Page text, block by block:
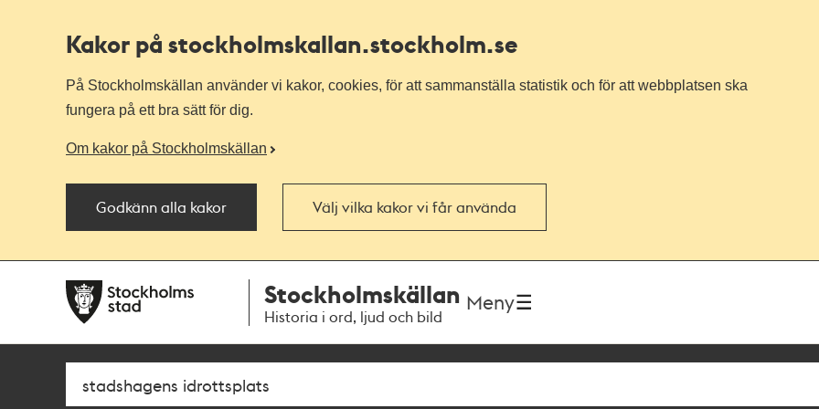
Kakor på stockholmskallan.stockholm.se
På Stockholmskällan använder vi kakor, cookies, för att sammanställa statistik och för att webbplatsen ska
fungera på ett bra sätt för dig.
Om kakor på Stockholmskällan
Godkänn alla kakor Välj vilka kakor vi får använda
navigationen
huvudinnehållet
Stockholmskällan
Historia i ord, ljud och bild
Meny
Sök